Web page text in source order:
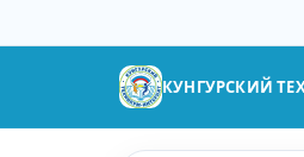
КУНГУРСКИЙ